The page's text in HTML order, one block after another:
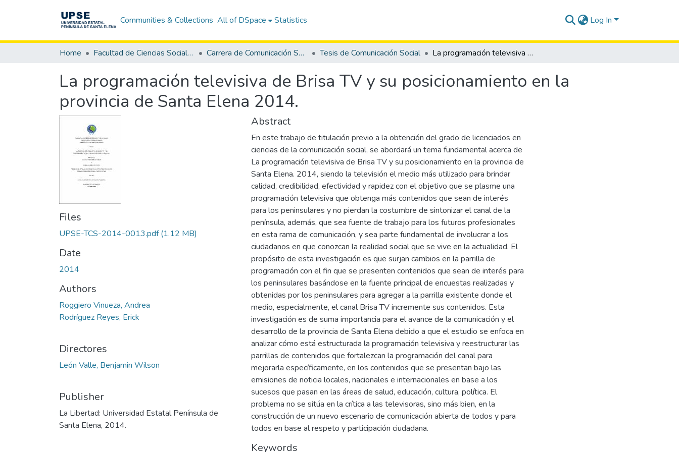
Communities & Collections All of DSpace Statistics Log In
Home Facultad de Ciencias Sociales y de la Salud Carrera de Comunicación Social Tesis de Comunicación Social La programación televisiva de Brisa TV y su posicionamiento en la provincia de Santa Elena 2014.
La programación televisiva de Brisa TV y su posicionamiento en la
provincia de Santa Elena 2014.
Files
UPSE-TCS-2014-0013.pdf(1.12 MB)
Date
2014
Authors
Roggiero Vinueza, Andrea
Rodríguez Reyes, Erick
Directores
León Valle, Benjamin Wilson
Publisher
La Libertad: Universidad Estatal Península de
Santa Elena, 2014.
Abstract
En este trabajo de titulación previo a la obtención del grado de licenciados en
ciencias de la comunicación social, se abordará un tema fundamental acerca de
La programación televisiva de Brisa TV y su posicionamiento en la provincia de
Santa Elena. 2014, siendo la televisión el medio más utilizado para brindar
calidad, credibilidad, efectividad y rapidez con el objetivo que se plasme una
programación televisiva que obtenga más contenidos que sean de interés
para los peninsulares y no pierdan la costumbre de sintonizar el canal de la
península, además, que sea fuente de trabajo para los futuros profesionales
en esta rama de comunicación, y sea parte fundamental de involucrar a los
ciudadanos en que conozcan la realidad social que se vive en la actualidad. El
propósito de esta investigación es que surjan cambios en la parrilla de
programación con el fin que se presenten contenidos que sean de interés para
los peninsulares basándose en la fuente principal de encuestas realizadas y
obtenidas por los peninsulares para agregar a la parrilla existente donde el
medio, especialmente, el canal Brisa TV incremente sus contenidos. Esta
investigación es de suma importancia para el avance de la comunicación y el
desarrollo de la provincia de Santa Elena debido a que el estudio se enfoca en
analizar cómo está estructurada la programación televisiva y reestructurar las
parrillas de contenidos que fortalezcan la programación del canal para
mejorarla específicamente, en los contenidos que se presentan bajo las
emisiones de noticia locales, nacionales e internacionales en base a los
sucesos que pasan en las áreas de salud, educación, cultura, política. El
problema no se sitúa en la crítica a las televisoras, sino más bien, en la
construcción de un nuevo escenario de comunicación abierta de todos y para
todos en base al respeto y participación ciudadana.
Keywords